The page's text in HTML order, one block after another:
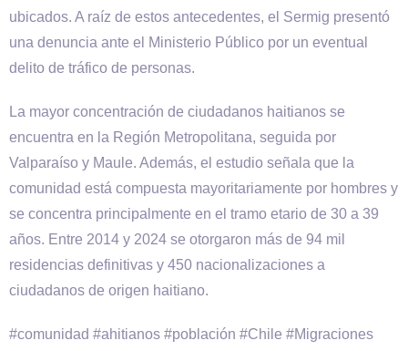
ubicados. A raíz de estos antecedentes, el Sermig presentó
una denuncia ante el Ministerio Público por un eventual
delito de tráfico de personas.
La mayor concentración de ciudadanos haitianos se
encuentra en la Región Metropolitana, seguida por
Valparaíso y Maule. Además, el estudio señala que la
comunidad está compuesta mayoritariamente por hombres y
se concentra principalmente en el tramo etario de 30 a 39
años. Entre 2014 y 2024 se otorgaron más de 94 mil
residencias definitivas y 450 nacionalizaciones a
ciudadanos de origen haitiano.
#comunidad #ahitianos #población #Chile #Migraciones